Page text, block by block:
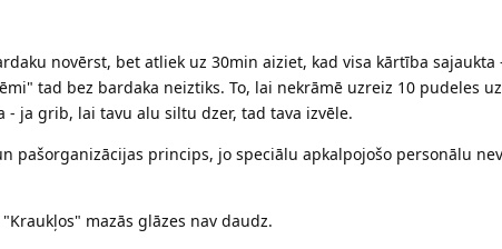
novērst, bet atliek uz 30min aiziet, kad visa kārtība sajaukta
tad bez bardaka neiztiks. To, lai nekrāmē uzreiz 10 pudeles
ja grib, lai tavu alu siltu dzer, tad tava izvēle.
pašorganizācijas princips, jo speciālu apkalpojošo personālu
mazās glāzes nav daudz.